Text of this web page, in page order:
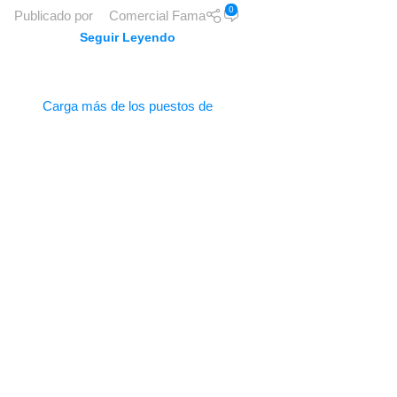
Publicado por Comercial Fama 0
Seguir Leyendo
Carga más de los puestos de